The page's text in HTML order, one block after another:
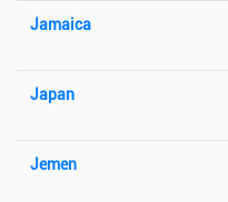
Jamaica
Japan
Jemen